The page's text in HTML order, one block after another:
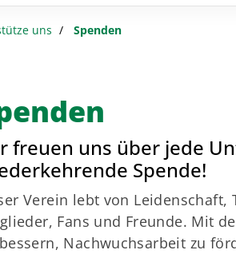
uns Spenden
freuen uns über jede
Spende!
Verein lebt von
Fans und Freunde. Mit
Nachwuchsarbeit zu